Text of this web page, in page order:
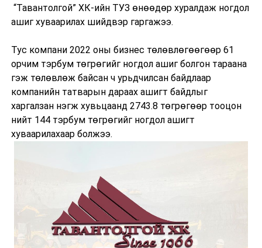
“Тавантолгой” ХК-ийн ТУЗ өнөөдөр хуралдаж ногдол
ашиг хуваарилах шийдвэр гаргажээ.
Тус компани 2022 оны бизнес төлөвлөгөөгөөр 61
орчим тэрбум төгрөгийг ногдол ашиг болгон тараана
гэж төлөвлөж байсан ч урьдчилсан байдлаар
компанийн татварын дараах ашигт байдлыг
харгалзан нэгж хувьцаанд 2743.8 төгрөгөөр тооцон
нийт 144 тэрбум төгрөгийг ногдол ашигт
хуваарилахаар болжээ.